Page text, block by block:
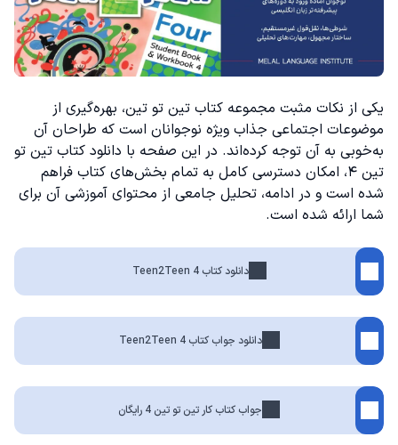
یکی از نکات مثبت مجموعه کتاب تین تو تین، بهره‌گیری از
موضوعات اجتماعی جذاب ویژه نوجوانان است که طراحان آن
به‌خوبی به آن توجه کرده‌اند. در این صفحه با دانلود کتاب تین تو
تین ۴، امکان دسترسی کامل به تمام بخش‌های کتاب فراهم
شده است و در ادامه، تحلیل جامعی از محتوای آموزشی آن برای
شما ارائه شده است.
دانلود کتاب Teen2Teen 4
دانلود جواب کتاب Teen2Teen 4
جواب کتاب کار تین تو تین 4 رایگان